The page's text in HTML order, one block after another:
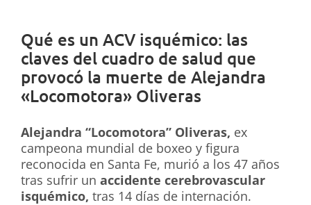
Qué es un ACV isquémico: las
claves del cuadro de salud que
provocó la muerte de Alejandra
«Locomotora» Oliveras
Alejandra “Locomotora” Oliveras, ex
campeona mundial de boxeo y figura
reconocida en Santa Fe, murió a los 47 años
tras sufrir un accidente cerebrovascular
isquémico, tras 14 días de internación.